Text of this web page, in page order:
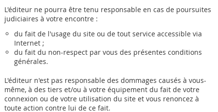
L'éditeur ne pourra être tenu responsable en cas de poursuites
judiciaires à votre encontre :
du fait de l'usage du site ou de tout service accessible via
Internet ;
du fait du non-respect par vous des présentes conditions
générales.
L'éditeur n'est pas responsable des dommages causés à vous-
même, à des tiers et/ou à votre équipement du fait de votre
connexion ou de votre utilisation du site et vous renoncez à
toute action contre lui de ce fait.